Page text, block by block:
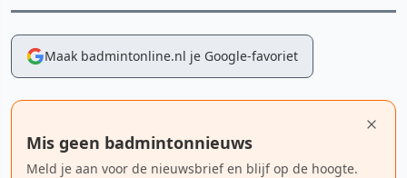
Maak badmintonline.nl je Google-favoriet
Mis geen badmintonnieuws
Meld je aan voor de nieuwsbrief en blijf op de hoogte.